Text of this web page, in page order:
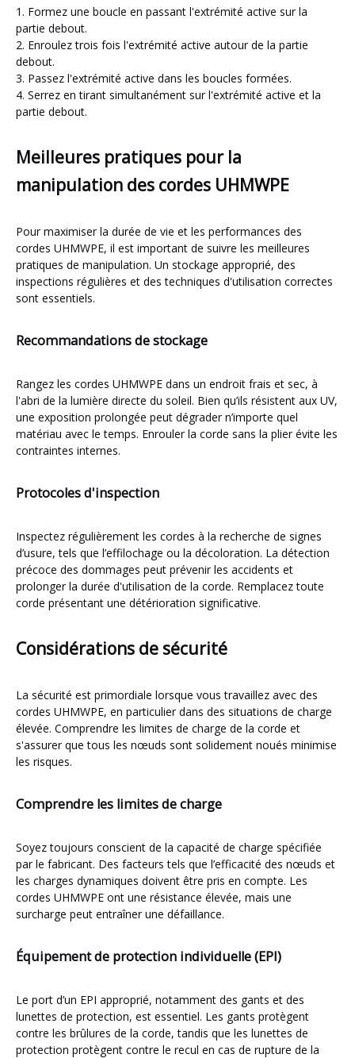
1. Formez une boucle en passant l'extrémité active sur la
partie debout.
2. Enroulez trois fois l'extrémité active autour de la partie
debout.
3. Passez l'extrémité active dans les boucles formées.
4. Serrez en tirant simultanément sur l'extrémité active et la
partie debout.
Meilleures pratiques pour la
manipulation des cordes UHMWPE
Pour maximiser la durée de vie et les performances des
cordes UHMWPE, il est important de suivre les meilleures
pratiques de manipulation. Un stockage approprié, des
inspections régulières et des techniques d'utilisation correctes
sont essentiels.
Recommandations de stockage
Rangez les cordes UHMWPE dans un endroit frais et sec, à
l'abri de la lumière directe du soleil. Bien qu’ils résistent aux UV,
une exposition prolongée peut dégrader n’importe quel
matériau avec le temps. Enrouler la corde sans la plier évite les
contraintes internes.
Protocoles d'inspection
Inspectez régulièrement les cordes à la recherche de signes
d’usure, tels que l’effilochage ou la décoloration. La détection
précoce des dommages peut prévenir les accidents et
prolonger la durée d'utilisation de la corde. Remplacez toute
corde présentant une détérioration significative.
Considérations de sécurité
La sécurité est primordiale lorsque vous travaillez avec des
cordes UHMWPE, en particulier dans des situations de charge
élevée. Comprendre les limites de charge de la corde et
s'assurer que tous les nœuds sont solidement noués minimise
les risques.
Comprendre les limites de charge
Soyez toujours conscient de la capacité de charge spécifiée
par le fabricant. Des facteurs tels que l’efficacité des nœuds et
les charges dynamiques doivent être pris en compte. Les
cordes UHMWPE ont une résistance élevée, mais une
surcharge peut entraîner une défaillance.
Équipement de protection individuelle (EPI)
Le port d’un EPI approprié, notamment des gants et des
lunettes de protection, est essentiel. Les gants protègent
contre les brûlures de la corde, tandis que les lunettes de
protection protègent contre le recul en cas de rupture de la